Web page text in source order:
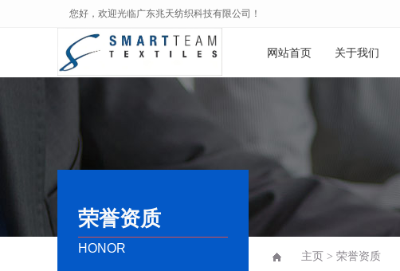
您好，欢迎光临广东兆天纺织科技有限公司！
网站首页 关于我们
荣誉资质
HONOR
主页 > 荣誉资质